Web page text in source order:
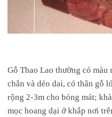
Gỗ Thao Lao thường có màu
chắn và dẻo dai, có thân gỗ
rộng 2-3m cho bóng mát;
mọc hoang dại ở khắp nơi